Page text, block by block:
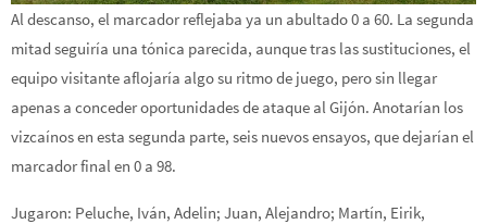
Al descanso, el marcador reflejaba ya un abultado 0 a 60. La segunda
mitad seguiría una tónica parecida, aunque tras las sustituciones, el
equipo visitante aflojaría algo su ritmo de juego, pero sin llegar
apenas a conceder oportunidades de ataque al Gijón. Anotarían los
vizcaínos en esta segunda parte, seis nuevos ensayos, que dejarían el
marcador final en 0 a 98.
Jugaron: Peluche, Iván, Adelin; Juan, Alejandro; Martín, Eirik,